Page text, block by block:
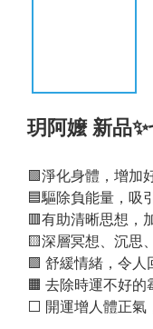
玥阿嬤 新品
🟩淨化身體，增加
🟦驅除負能量，吸
🟥有助清晰思想，
🟨深層冥想、沉思
🟪 舒緩情緒，令人
🟧 去除時運不好的
⬜️ 開運增人體正氣